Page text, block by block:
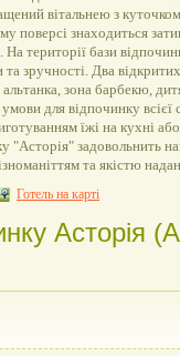
вітальнею з
поверсі знаходиться
території бази
та зручності. Два
зона барбекю,
для відпочинку всієї
їжі на кухні
"Асторія" задовольнить
та якістю
Готель на карті
Асторія